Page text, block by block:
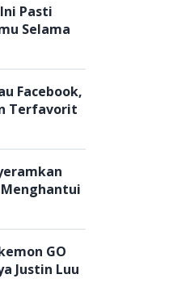
Pasti
Selama
Facebook,
Terfavorit
GO
Justin Luu